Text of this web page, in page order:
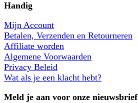
Handig
Mijn Account
Betalen, Verzenden en Retourneren
Affiliate worden
Algemene Voorwaarden
Privacy Beleid
Wat als je een klacht hebt?
Meld je aan voor onze nieuwsbrief